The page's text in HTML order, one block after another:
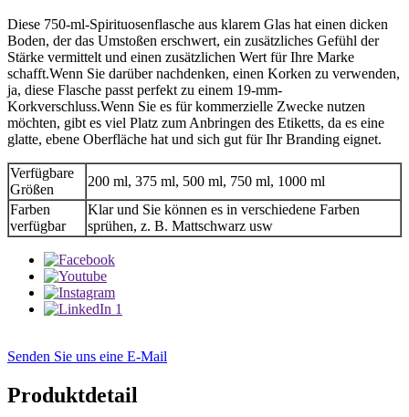
Diese 750-ml-Spirituosenflasche aus klarem Glas hat einen dicken
Boden, der das Umstoßen erschwert, ein zusätzliches Gefühl der
Stärke vermittelt und einen zusätzlichen Wert für Ihre Marke
schafft.Wenn Sie darüber nachdenken, einen Korken zu verwenden,
ja, diese Flasche passt perfekt zu einem 19-mm-
Korkverschluss.Wenn Sie es für kommerzielle Zwecke nutzen
möchten, gibt es viel Platz zum Anbringen des Etiketts, da es eine
glatte, ebene Oberfläche hat und sich gut für Ihr Branding eignet.
Verfügbare
Größen
200 ml, 375 ml, 500 ml, 750 ml, 1000 ml
Farben
verfügbar
Klar und Sie können es in verschiedene Farben
sprühen, z. B. Mattschwarz usw
Senden Sie uns eine E-Mail
Produktdetail